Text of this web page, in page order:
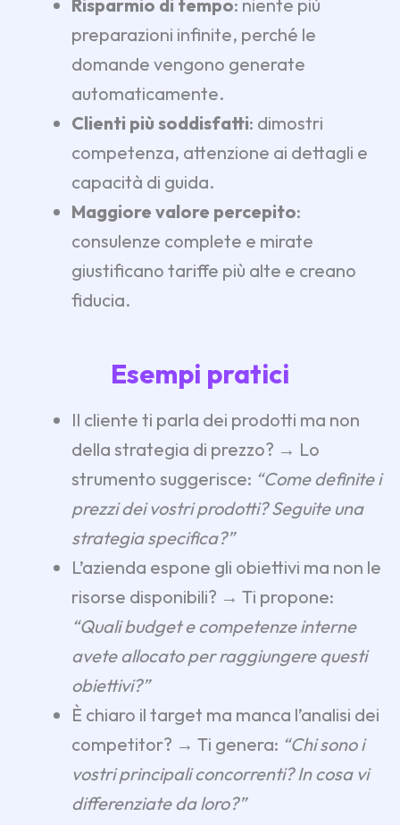
Risparmio di tempo: niente più
preparazioni infinite, perché le
domande vengono generate
automaticamente.
Clienti più soddisfatti: dimostri
competenza, attenzione ai dettagli e
capacità di guida.
Maggiore valore percepito:
consulenze complete e mirate
giustificano tariffe più alte e creano
fiducia.
Esempi pratici
Il cliente ti parla dei prodotti ma non
della strategia di prezzo? → Lo
strumento suggerisce: “Come definite i
prezzi dei vostri prodotti? Seguite una
strategia specifica?”
L’azienda espone gli obiettivi ma non le
risorse disponibili? → Ti propone:
“Quali budget e competenze interne
avete allocato per raggiungere questi
obiettivi?”
È chiaro il target ma manca l’analisi dei
competitor? → Ti genera: “Chi sono i
vostri principali concorrenti? In cosa vi
differenziate da loro?”